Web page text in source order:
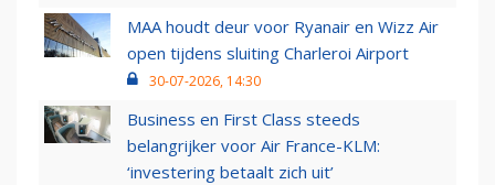
MAA houdt deur voor Ryanair en Wizz Air
open tijdens sluiting Charleroi Airport
30-07-2026, 14:30
Business en First Class steeds
belangrijker voor Air France-KLM:
‘investering betaalt zich uit’